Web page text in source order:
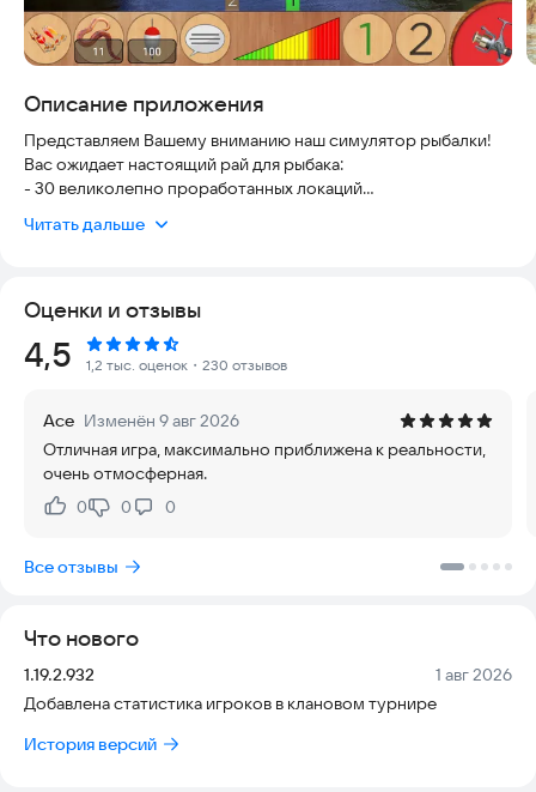
Описание приложения
Представляем Вашему вниманию наш симулятор рыбалки!
Вас ожидает настоящий рай для рыбака:
- 30 великолепно проработанных локаций
- Широкий выбор рыболовных снастей
- Реалистичная симуляция погоды, влияющая на повадки рыб
- Разные виды рыб ловятся в разное время суток
- Возможность рыбачить на 2 удочки сразу
- Широкий выбор рыболовных снастей: Поплавочная удочка,
- Уникальная зимняя локация - рыбачь на специальные
зимние приманки
- Общайся на каждой локации с другими рыбаками в чате
- Делитесь рекордными весами пойманных рыб в чате
- Online турниры для соревнования с другими игроками
- Красочные коллекции с уникальными карточками рыб и
- Симуляция количества рыбы на локации
клёва:
- В разную погоду клюют разные рыбы
Читать дальше
Оценки и отзывы
Рейтинг:
4,5 1,2 тыс. оценок ・230 отзывов
Ace Изменён 9 авг 2026
Отличная игра, максимально приближена к реальности,
очень отмосферная.
Нравится:
0Не нравится:
0 0
Все отзывы
Что нового
Версия:
1.19.2.932 Дата:
1 авг 2026
Добавлена статистика игроков в клановом турнире
История версий